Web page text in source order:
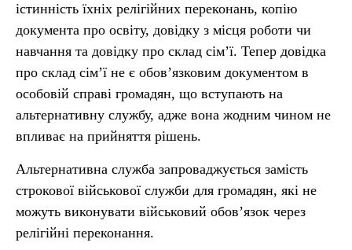
істинність їхніх релігійних переконань, копію
документа про освіту, довідку з місця роботи чи
навчання та довідку про склад сім’ї. Тепер довідка
про склад сім’ї не є обов’язковим документом в
особовій справі громадян, що вступають на
альтернативну службу, адже вона жодним чином не
впливає на прийняття рішень.
Альтернативна служба запроваджується замість
строкової військової служби для громадян, які не
можуть виконувати військовий обов’язок через
релігійні переконання.